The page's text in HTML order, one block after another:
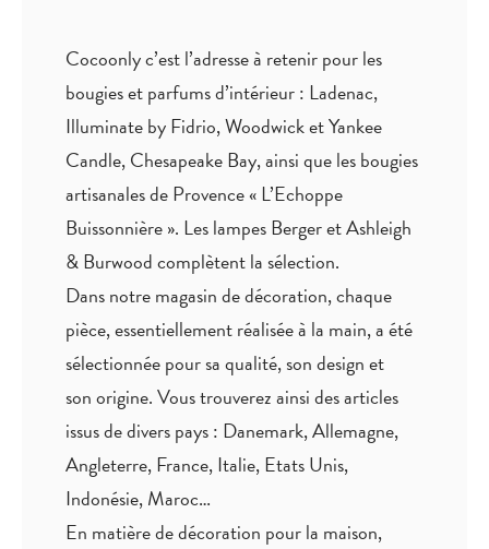
Cocoonly c’est l’adresse à retenir pour les
bougies et parfums d’intérieur : Ladenac,
Illuminate by Fidrio, Woodwick et Yankee
Candle, Chesapeake Bay, ainsi que les bougies
artisanales de Provence « L’Echoppe
Buissonnière ». Les lampes Berger et Ashleigh
& Burwood complètent la sélection.
Dans notre magasin de décoration, chaque
pièce,essentiellement réalisée à la main, a été
sélectionnée pour sa qualité, son design et
son origine. Vous trouverez ainsi des articles
issus de divers pays : Danemark, Allemagne,
Angleterre, France, Italie, Etats Unis,
Indonésie, Maroc…
En matière de décoration pour la maison,